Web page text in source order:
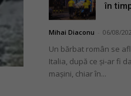
în
Mihai Diaconu 06/08/
Un bărbat român se
Italia, după ce și-ar fi
mașini, chiar în...